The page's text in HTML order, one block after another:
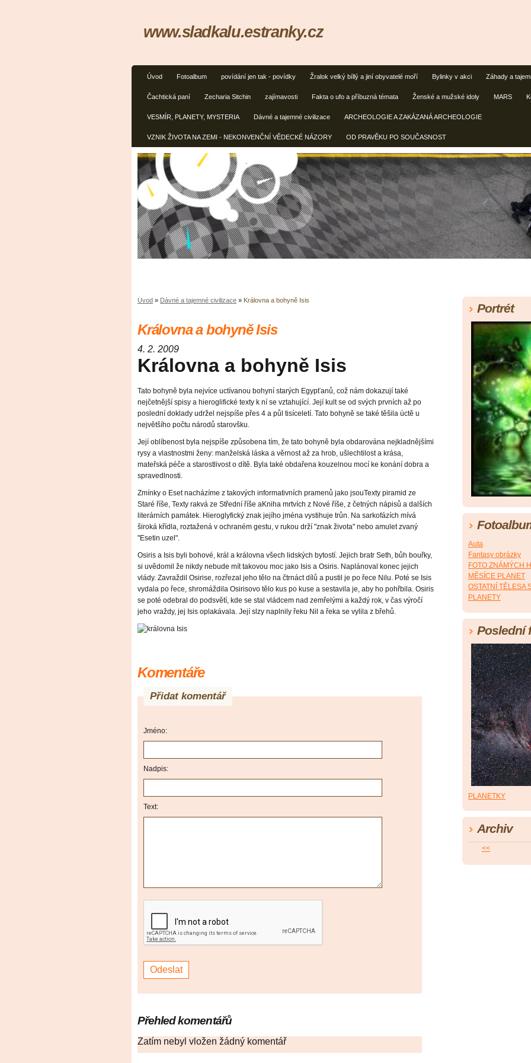
Úvod Fotoalbum povídání jen tak - povídky Žralok velký bíllý a jiní obyvatelé moří Bylinky v akci Záhady a
Čachtická paní Zecharia Sitchin zajímavosti Fakta o ufo a příbuzná témata Ženské a mužské idoly MARS
VESMÍR, PLANETY, MYSTERIA Dávné a tajemné civilizace ARCHEOLOGIE A ZAKÁZANÁ ARCHEOLOGIE
VZNIK ŽIVOTA NA ZEMI - NEKONVENČNÍ VĚDECKÉ NÁZORY OD PRAVĚKU PO SOUČASNOST
www.sladkalu.estranky.cz
Úvod » Dávné a tajemné civilizace » Královna a bohyně Isis
Královna a bohyně Isis
4. 2. 2009
Královna a bohyně Isis
Tato bohyně byla nejvíce uctívanou bohyní starých Egypťanů, což nám dokazují také
nejčetnější spisy a hieroglifické texty k ní se vztahující. Její kult se od svých prvních až po
poslední doklady udržel nejspíše přes 4 a půl tisíceletí. Tato bohyně se také těšila úctě u
největšího počtu národů starovšku.
Její oblíbenost byla nejspíše způsobena tím, že tato bohyně byla obdarována nejkladnějšími
rysy a vlastnostmi ženy: manželská láska a věrnost až za hrob, ušlechtilost a krása,
mateřská péče a starostlivost o dítě. Byla také obdařena kouzelnou mocí ke konání dobra a
spravedlnosti.
Zmínky o Eset nacházíme z takových informativních pramenů jako jsouTexty piramid ze
Staré říše, Texty rakvá ze Střední říše aKniha mrtvích z Nové říše, z četných nápisů a dalších
literárních památek. Hieroglyfický znak jejího jména vystihuje trůn. Na sarkofázích mívá
široká křídla, roztažená v ochraném gestu, v rukou drží "znak života" nebo amulet zvaný
"Esetin uzel".
Osiris a Isis byli bohové, král a královna všech lidských bytostí. Jejich bratr Seth, bůh bouřky,
si uvědomil že nikdy nebude mít takovou moc jako Isis a Osiris. Naplánoval konec jejich
vlády. Zavraždil Osirise, rozřezal jeho tělo na čtrnáct dílů a pustil je po řece Nilu. Poté se Isis
vydala po řece, shromáždila Osirisovo tělo kus po kuse a sestavila je, aby ho pohřbila. Osiris
se poté odebral do podsvětí, kde se stal vládcem nad zemřelými a každý rok, v čas výročí
jeho vraždy, jej Isis oplakávala. Její slzy naplnily řeku Nil a řeka se vylila z břehů.
Komentáře
Přidat komentář
Jméno:
Nadpis:
Text:
Přehled komentářů
Zatím nebyl vložen žádný komentář
Portrét
Auta
Fantasy obrázky
FOTO ZNÁMÝCH
MĚSÍCE PLANET
OSTATNÍ TĚLESA
PLANETY
Poslední
PLANETKY
Archiv
<<